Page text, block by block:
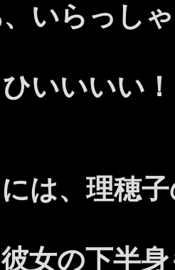
、いらっし
ひいいいい
は、理穂
女の下半